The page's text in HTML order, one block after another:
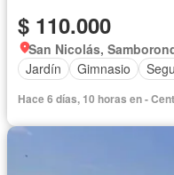
$ 110.000
San Nicolás,
Jardín
Gimnasio
Hace 6 días, 10 horas en -